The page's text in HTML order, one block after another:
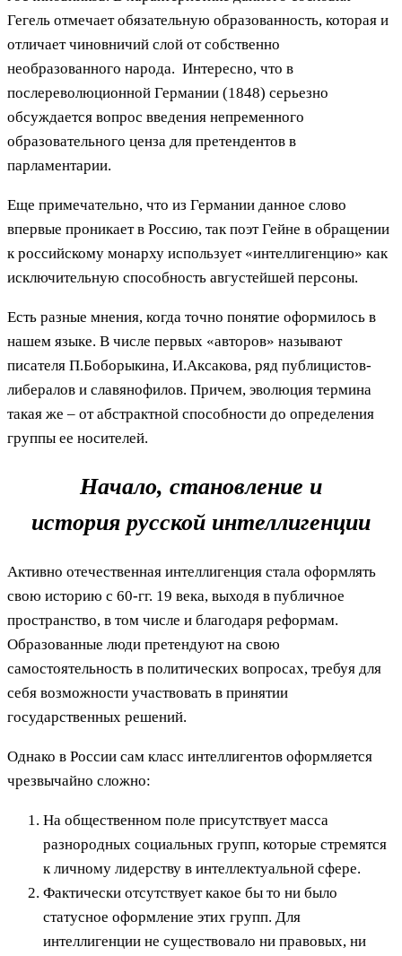
Гегель отмечает обязательную образованность, которая и
отличает чиновничий слой от собственно
необразованного народа. Интересно, что в
послереволюционной Германии (1848) серьезно
обсуждается вопрос введения непременного
образовательного ценза для претендентов в
парламентарии.
Еще примечательно, что из Германии данное слово
впервые проникает в Россию, так поэт Гейне в обращении
к российскому монарху использует «интеллигенцию» как
исключительную способность августейшей персоны.
Есть разные мнения, когда точно понятие оформилось в
нашем языке. В числе первых «авторов» называют
писателя П.Боборыкина, И.Аксакова, ряд публицистов-
либералов и славянофилов. Причем, эволюция термина
такая же – от абстрактной способности до определения
группы ее носителей.
Начало, становление и
история русской интеллигенции
Активно отечественная интеллигенция стала оформлять
свою историю с 60-гг. 19 века, выходя в публичное
пространство, в том числе и благодаря реформам.
Образованные люди претендуют на свою
самостоятельность в политических вопросах, требуя для
себя возможности участвовать в принятии
государственных решений.
Однако в России сам класс интеллигентов оформляется
чрезвычайно сложно:
На общественном поле присутствует масса
разнородных социальных групп, которые стремятся
к личному лидерству в интеллектуальной сфере.
Фактически отсутствует какое бы то ни было
статусное оформление этих групп. Для
интеллигенции не существовало ни правовых, ни